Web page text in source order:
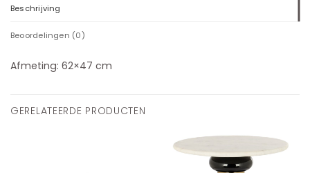
Beschrijving
Beoordelingen (0)
Afmeting: 62×47 cm
GERELATEERDE PRODUCTEN